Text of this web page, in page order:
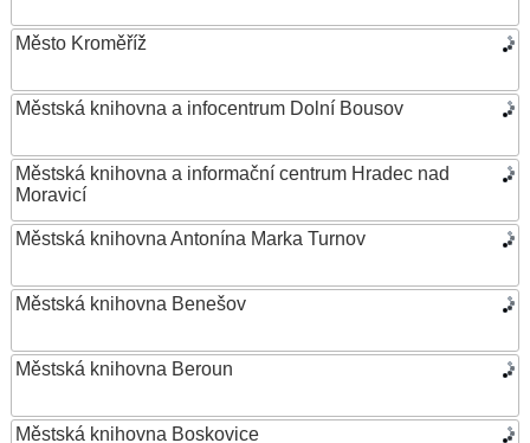
Město Kroměříž
Městská knihovna a infocentrum Dolní Bousov
Městská knihovna a informační centrum Hradec nad
Moravicí
Městská knihovna Antonína Marka Turnov
Městská knihovna Benešov
Městská knihovna Beroun
Městská knihovna Boskovice